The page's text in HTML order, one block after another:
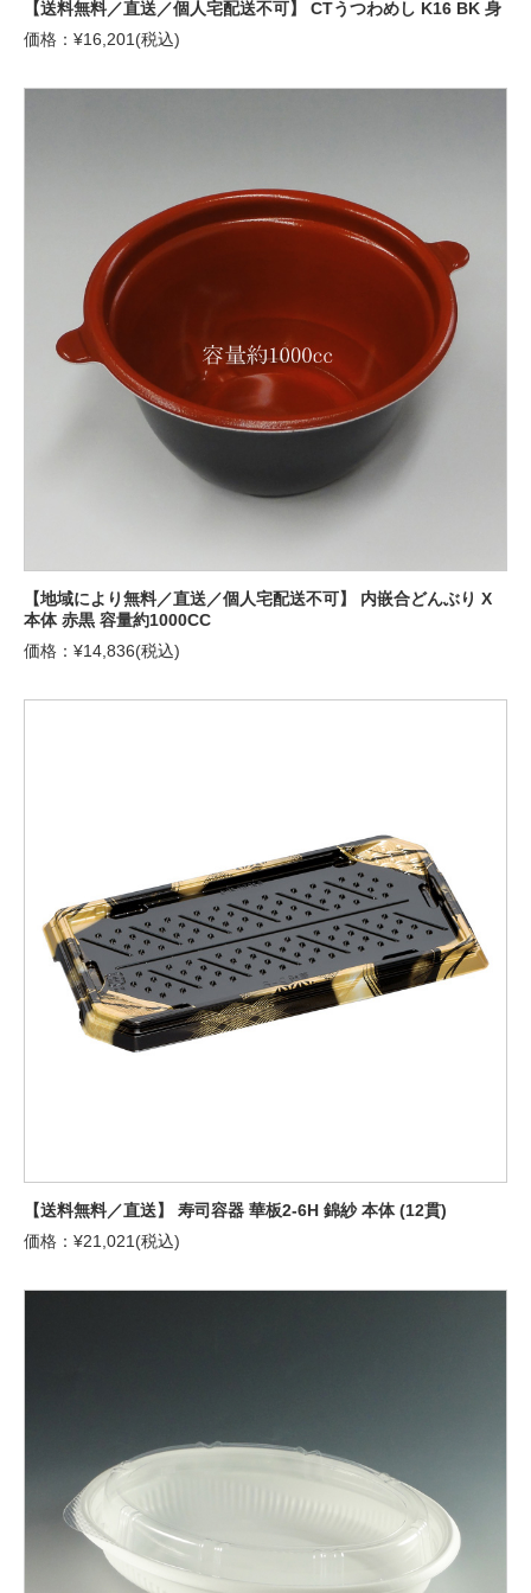
【送料無料／直送／個人宅配送不可】 CTうつわめし K16 BK 身
価格：¥16,201(税込)
【地域により無料／直送／個人宅配送不可】 内嵌合どんぶり X
本体 赤黒 容量約1000CC
価格：¥14,836(税込)
【送料無料／直送】 寿司容器 華板2-6H 錦紗 本体 (12貫)
価格：¥21,021(税込)